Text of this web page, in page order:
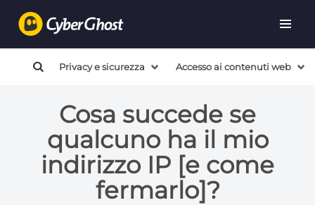
Privacy e sicurezza Accesso ai contenuti web
Cosa succede se
qualcuno ha il mio
indirizzo IP [e come
fermarlo]?